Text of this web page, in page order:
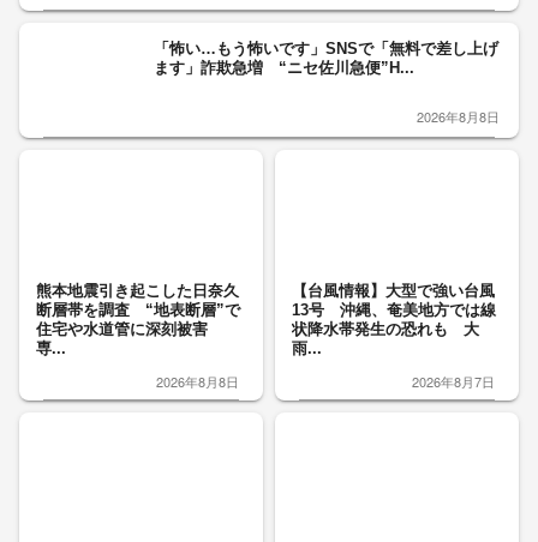
「怖い…もう怖いです」SNSで「無料で差し上げ
ます」詐欺急増 “ニセ佐川急便”H...
2026年8月8日
熊本地震引き起こした日奈久
断層帯を調査 “地表断層”で
住宅や水道管に深刻被害
専...
2026年8月8日
【台風情報】大型で強い台風
13号 沖縄、奄美地方では線
状降水帯発生の恐れも 大
雨...
2026年8月7日